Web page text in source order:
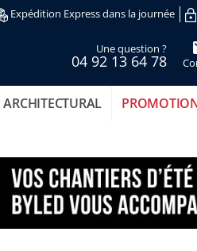
Expédition Express dans la journée
Une question ?
04 92 13 64 78
ARCHITECTURAL